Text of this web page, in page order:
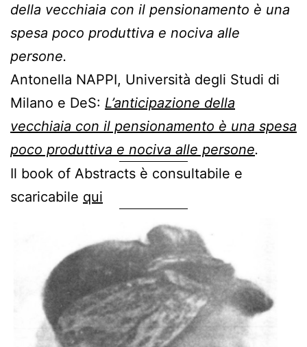
della vecchiaia con il pensionamento è una
spesa poco produttiva e nociva alle
persone.
Antonella NAPPI, Università degli Studi di
Milano e DeS: L’anticipazione della
vecchiaia con il pensionamento è una spesa
poco produttiva e nociva alle persone.
Il book of Abstracts è consultabile e
scaricabile qui